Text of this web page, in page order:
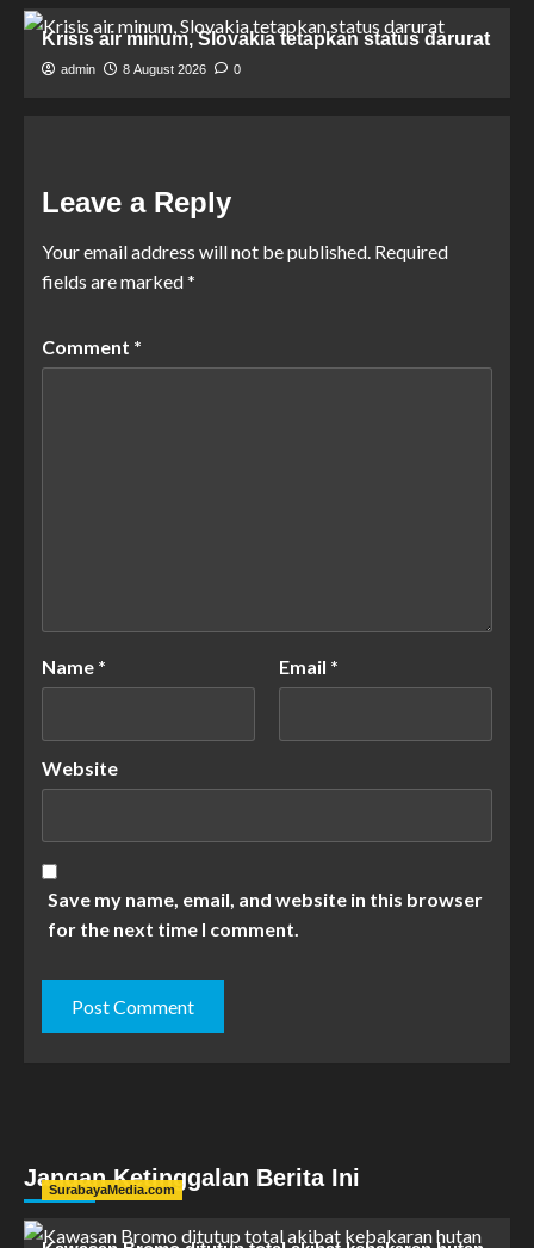
Krisis air minum, Slovakia tetapkan status darurat
admin 8 August 2026 0
Leave a Reply
Your email address will not be published. Required
fields are marked*
Comment *
Name * Email *
Website
Save my name, email, and website in this browser
for the next time I comment.
Jangan Ketinggalan Berita Ini
SurabayaMedia.com